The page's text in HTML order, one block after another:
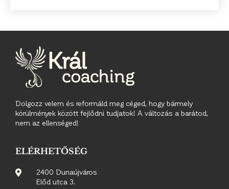
Dolgozz velem és reformáld meg céged, hogy bármely
körülmények között fejlődni tudjatok! A változás a barátod,
nem az ellenséged!
ELÉRHETŐSÉG
2400 Dunaújváros
Előd utca 3.